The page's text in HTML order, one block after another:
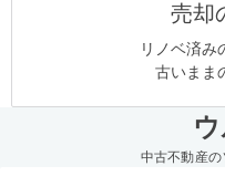
売却
リノベ済み
古いまま
中古不動産の